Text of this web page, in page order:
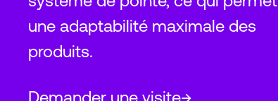
une adaptabilité maximale des
produits.
Demander une visite